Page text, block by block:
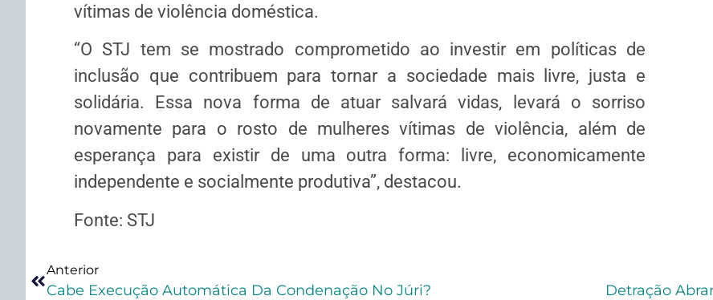
vítimas de violência doméstica.
“O STJ tem se mostrado comprometido ao investir em políticas de
inclusão que contribuem para tornar a sociedade mais livre, justa e
solidária. Essa nova forma de atuar salvará vidas, levará o sorriso
novamente para o rosto de mulheres vítimas de violência, além de
esperança para existir de uma outra forma: livre, economicamente
independente e socialmente produtiva”, destacou.
Fonte: STJ
Anterior
Cabe Execução Automática Da Condenação No Júri? Detração